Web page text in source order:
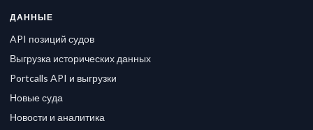
ДАННЫЕ
API позиций судов
Выгрузка исторических данных
Portcalls API и выгрузки
Новые суда
Новости и аналитика